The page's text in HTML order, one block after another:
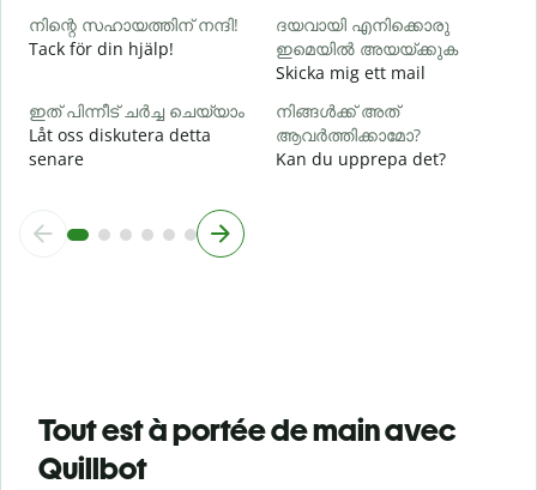
നിന്റെ സഹായത്തിന് നന്ദി!
Tack för din hjälp!
ദയവായി എനിക്കൊരു
ഇമെയിൽ അയയ്ക്കുക
Skicka mig ett mail
ഇത് പിന്നീട് ചർച്ച ചെയ്യാം
Låt oss diskutera detta
senare
നിങ്ങൾക്ക് അത്
ആവർത്തിക്കാമോ?
Kan du upprepa det?
Tout est à portée de main avec
Quillbot